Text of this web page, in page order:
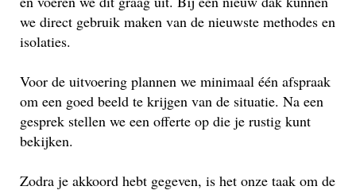
we direct gebruik maken van de nieuwste methodes en
isolaties.
Voor de uitvoering plannen we minimaal één afspraak
om een goed beeld te krijgen van de situatie. Na een
gesprek stellen we een offerte op die je rustig kunt
bekijken.
Zodra je akkoord hebt gegeven, is het onze taak om de